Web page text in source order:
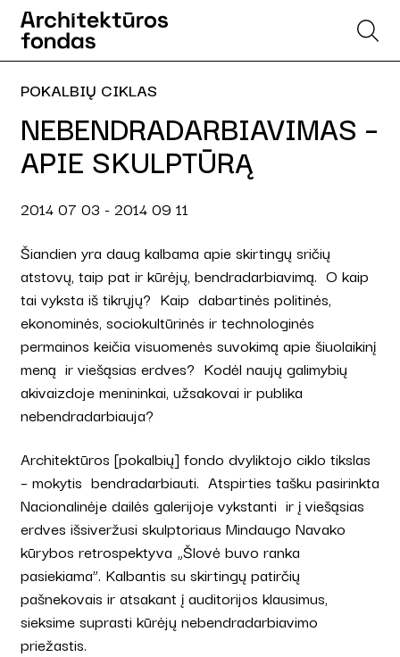
POKALBIŲ CIKLAS
NEBENDRADARBIAVIMAS –
APIE SKULPTŪRĄ
2014 07 03 - 2014 09 11
Šiandien yra daug kalbama apie skirtingų sričių
atstovų, taip pat ir kūrėjų, bendradarbiavimą. O kaip
tai vyksta iš tikrųjų? Kaip dabartinės politinės,
ekonominės, sociokultūrinės ir technologinės
permainos keičia visuomenės suvokimą apie šiuolaikinį
meną ir viešąsias erdves? Kodėl naujų galimybių
akivaizdoje menininkai, užsakovai ir publika
nebendradarbiauja?
Architektūros [pokalbių] fondo dvyliktojo ciklo tikslas
– mokytis bendradarbiauti. Atspirties tašku pasirinkta
Nacionalinėje dailės galerijoje vykstanti ir į viešąsias
erdves išsiveržusi skulptoriaus Mindaugo Navako
kūrybos retrospektyva „Šlovė buvo ranka
pasiekiama”. Kalbantis su skirtingų patirčių
pašnekovais ir atsakant į auditorijos klausimus,
sieksime suprasti kūrėjų nebendradarbiavimo
priežastis.